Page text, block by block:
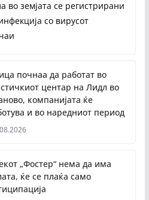
во земјата се регистрирани
со вирусот
почнаа да работат во
центар на Лидл во
компанијата ќе
и во наредниот период
„Фостер“ нема да има
ќе се плаќа само